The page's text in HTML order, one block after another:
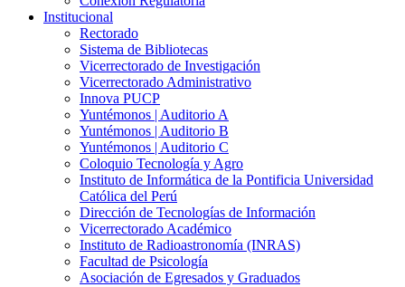
Institucional
Rectorado
Sistema de Bibliotecas
Vicerrectorado de Investigación
Vicerrectorado Administrativo
Innova PUCP
Yuntémonos | Auditorio A
Yuntémonos | Auditorio B
Yuntémonos | Auditorio C
Coloquio Tecnología y Agro
Instituto de Informática de la Pontificia Universidad
Católica del Perú
Dirección de Tecnologías de Información
Vicerrectorado Académico
Instituto de Radioastronomía (INRAS)
Facultad de Psicología
Asociación de Egresados y Graduados